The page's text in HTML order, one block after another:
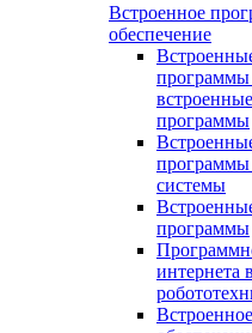
Встроенное
обеспечение
программы
системы
программы
интернета